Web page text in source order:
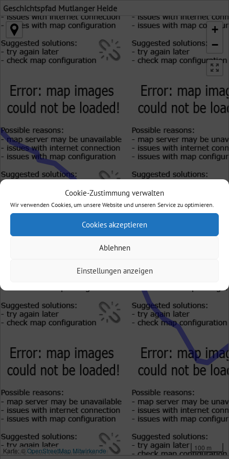
Cookie-Zustimmung verwalten
Wir verwenden Cookies, um unsere Website und unseren Service zu optimieren.
Cookies akzeptieren
Ablehnen
Einstellungen anzeigen
Geschichtspfad Mutlanger Heide
+
−
Karte: ©OpenStreetMap Mitwirkende 100 m